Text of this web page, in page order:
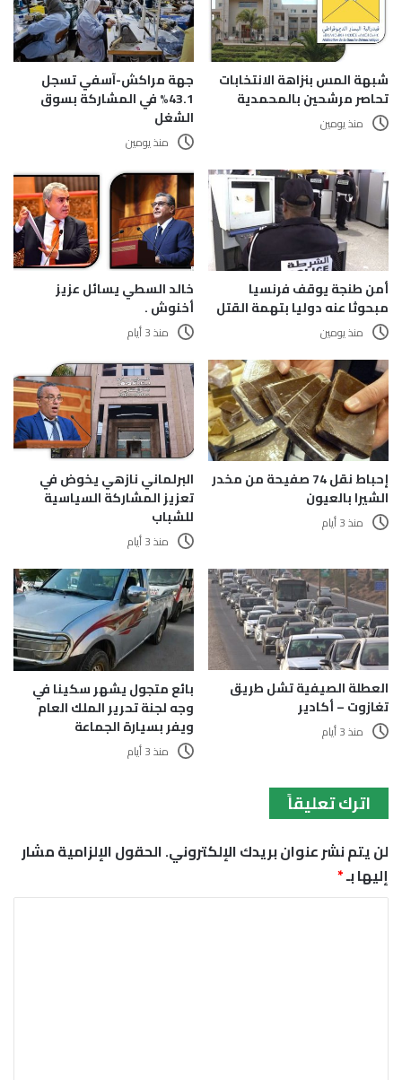
شبهة المس بنزاهة الانتخابات
تحاصر مرشحين بالمحمدية
منذ يومين
جهة مراكش-آسفي تسجل
43.1% في المشاركة بسوق
الشغل
منذ يومين
أمن طنجة يوقف فرنسيا
مبحوثا عنه دوليا بتهمة القتل
منذ يومين
خالد السطي يسائل عزيز
أخنوش .
منذ 3 أيام
إحباط نقل 74 صفيحة من مخدر
الشيرا بالعيون
منذ 3 أيام
البرلماني نازهي يخوض في
تعزيز المشاركة السياسية
للشباب
منذ 3 أيام
العطلة الصيفية تشل طريق
تغازوت – أكادير
منذ 3 أيام
بائع متجول يشهر سكينا في
وجه لجنة تحرير الملك العام
ويفر بسيارة الجماعة
منذ 3 أيام
اترك تعليقاً
لن يتم نشر عنوان بريدك الإلكتروني.الحقول الإلزامية مشار
إليها بـ*